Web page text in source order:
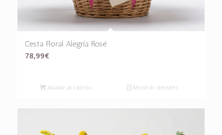
Cesta Floral Alegría Rosé
78,99€
Añadir al carrito Mostrar detalles